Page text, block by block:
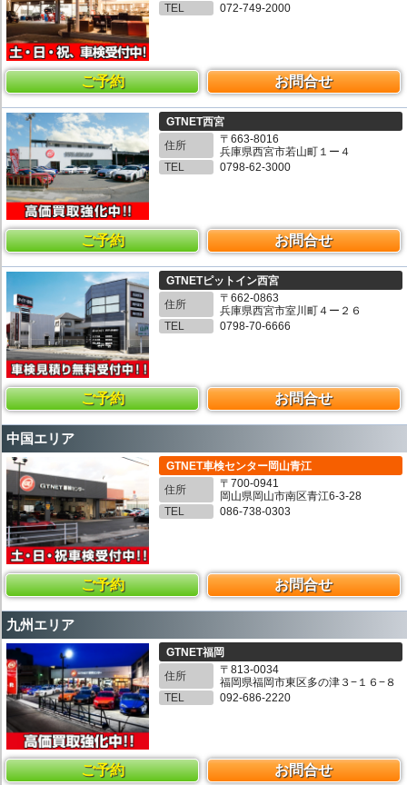
TEL
072-749-2000
ご予約 お問合せ
GTNET西宮
住所
〒663-8016
兵庫県西宮市若山町１ー４
TEL
0798-62-3000
ご予約 お問合せ
GTNETピットイン西宮
住所
〒662-0863
兵庫県西宮市室川町４ー２６
TEL
0798-70-6666
ご予約 お問合せ
中国エリア
GTNET車検センター岡山青江
住所
〒700-0941
岡山県岡山市南区青江6-3-28
TEL
086-738-0303
ご予約 お問合せ
九州エリア
GTNET福岡
住所
〒813-0034
福岡県福岡市東区多の津３−１６−８
TEL
092-686-2220
ご予約 お問合せ